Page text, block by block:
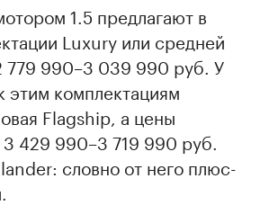
1.5 предлагают в
Luxury или средней
779 990–3 039 990 руб. У
этим комплектациям
Flagship, а цены
429 990–3 719 990 руб.
словно от него плюс-